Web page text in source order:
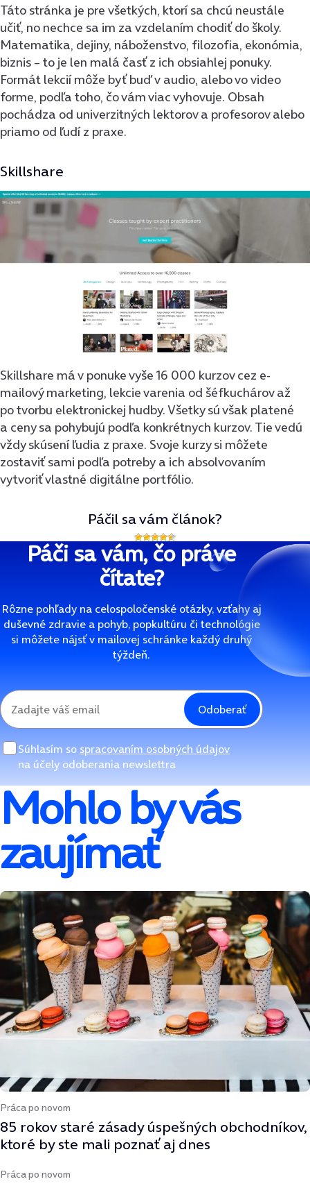
Táto stránka je pre všetkých, ktorí sa chcú neustále
učiť, no nechce sa im za vzdelaním chodiť do školy.
Matematika, dejiny, náboženstvo, filozofia, ekonómia,
biznis – to je len malá časť z ich obsiahlej ponuky.
Formát lekcií môže byť buď v audio, alebo vo video
forme, podľa toho, čo vám viac vyhovuje. Obsah
pochádza od univerzitných lektorov a profesorov alebo
priamo od ľudí z praxe.
Skillshare
Skillshare má v ponuke vyše 16 000 kurzov cez e-
mailový marketing, lekcie varenia od šéfkuchárov až
po tvorbu elektronickej hudby. Všetky sú však platené
a ceny sa pohybujú podľa konkrétnych kurzov. Tie vedú
vždy skúsení ľudia z praxe. Svoje kurzy si môžete
zostaviť sami podľa potreby a ich absolvovaním
vytvoriť vlastné digitálne portfólio.
Páčil sa vám článok?
Páči sa vám, čo práve
čítate?
Rôzne pohľady na celospoločenské otázky, vzťahy aj
duševné zdravie a pohyb, popkultúru či technológie
si môžete nájsť v mailovej schránke každý druhý
týždeň.
Odoberať
Súhlasím so spracovaním osobných údajov
na účely odoberania newslettra
Mohlo by vás
zaujímať
Práca po novom
85 rokov staré zásady úspešných obchodníkov,
ktoré by ste mali poznať aj dnes
Práca po novom